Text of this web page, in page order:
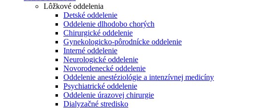
Lôžkové oddelenia
Detské oddelenie
Oddelenie dlhodobo chorých
Chirurgické oddelenie
Gynekologicko-pôrodnícke oddelenie
Interné oddelenie
Neurologické oddelenie
Novorodenecké oddelenie
Oddelenie anestéziológie a intenzívnej medicíny
Psychiatrické oddelenie
Oddelenie úrazovej chirurgie
Dialyzačné stredisko